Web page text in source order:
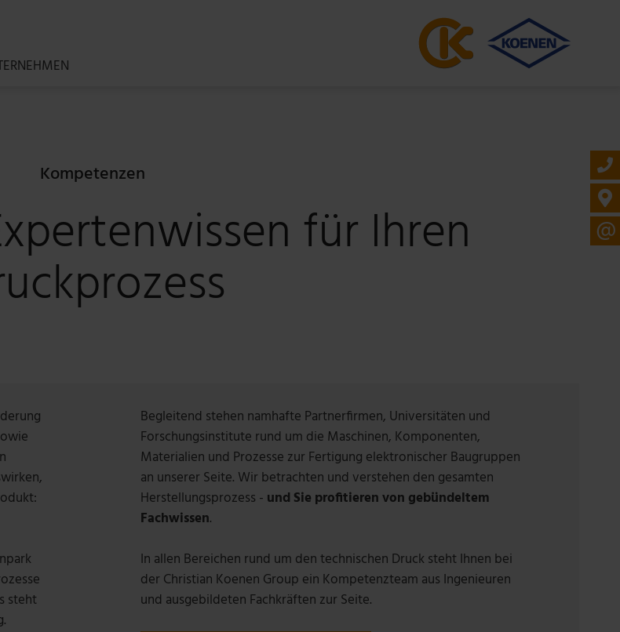
Kompetenzen
für Ihren
steht
Begleitend stehen namhafte Partnerfirmen, Universitäten und
Forschungsinstitute rund um die Maschinen, Komponenten,
Materialien und Prozesse zur Fertigung elektronischer Baugruppen
an unserer Seite. Wir betrachten und verstehen den gesamten
Herstellungsprozess - und Sie profitieren von gebündeltem
Fachwissen.
In allen Bereichen rund um den technischen Druck steht Ihnen bei
der Christian Koenen Group ein Kompetenzteam aus Ingenieuren
und ausgebildeten Fachkräften zur Seite.